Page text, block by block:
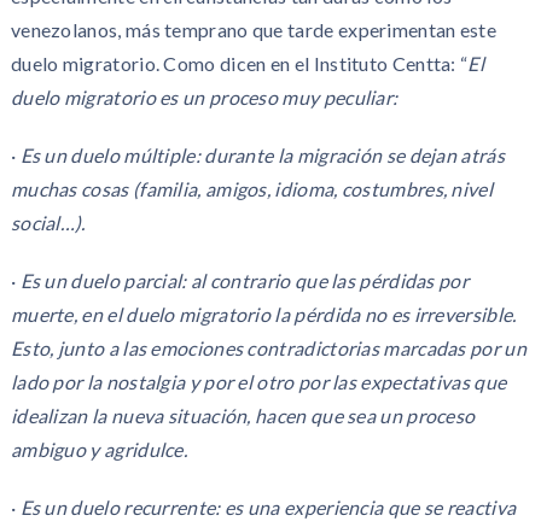
venezolanos, más temprano que tarde experimentan este
duelo migratorio. Como dicen en el Instituto Centta: “El
duelo migratorio es un proceso muy peculiar:
· Es un duelo múltiple: durante la migración se dejan atrás
muchas cosas (familia, amigos, idioma, costumbres, nivel
social…).
· Es un duelo parcial: al contrario que las pérdidas por
muerte, en el duelo migratorio la pérdida no es irreversible.
Esto, junto a las emociones contradictorias marcadas por un
lado por la nostalgia y por el otro por las expectativas que
idealizan la nueva situación, hacen que sea un proceso
ambiguo y agridulce.
· Es un duelo recurrente: es una experiencia que se reactiva